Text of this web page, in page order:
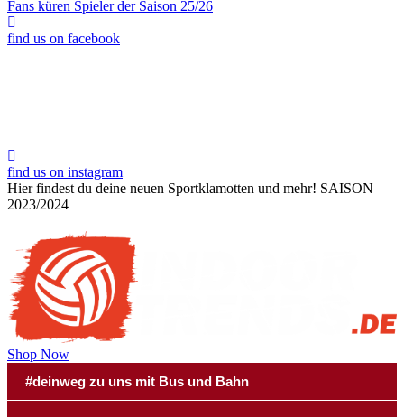
Fans küren Spieler der Saison 25/26
find us on facebook
find us on instagram
Hier findest du deine neuen Sportklamotten und mehr! SAISON
2023/2024
Shop Now